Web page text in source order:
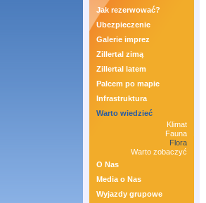
Jak rezerwować?
Ubezpieczenie
Galerie imprez
Zillertal zimą
Zillertal latem
Palcem po mapie
Infrastruktura
Warto wiedzieć
Klimat
Fauna
Flora
Warto zobaczyć
O Nas
Media o Nas
Wyjazdy grupowe